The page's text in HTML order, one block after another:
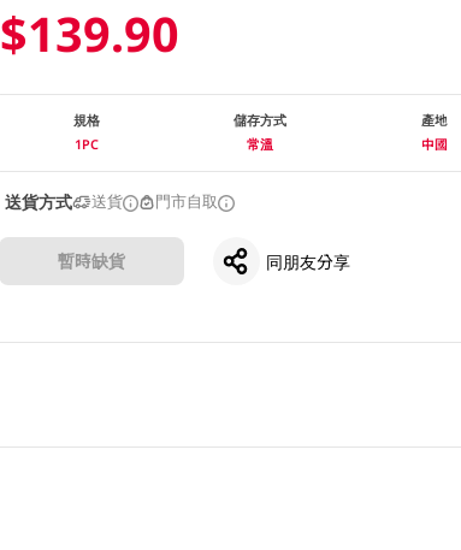
$139.90
規格
1PC
儲存方式
常溫
產地
中國
送貨方式 送貨 門市自取
暫時缺貨 同朋友分享